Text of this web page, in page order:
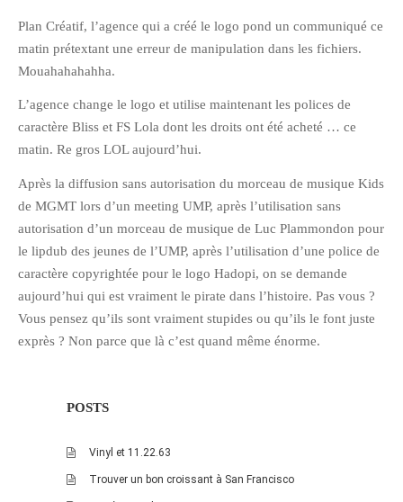
Plan Créatif, l’agence qui a créé le logo pond un communiqué ce
matin prétextant une erreur de manipulation dans les fichiers.
Mouahahahahha.
L’agence change le logo et utilise maintenant les polices de
caractère Bliss et FS Lola dont les droits ont été acheté … ce
matin. Re gros LOL aujourd’hui.
Après la diffusion sans autorisation du morceau de musique Kids
de MGMT lors d’un meeting UMP, après l’utilisation sans
autorisation d’un morceau de musique de Luc Plammondon pour
le lipdub des jeunes de l’UMP, après l’utilisation d’une police de
caractère copyrightée pour le logo Hadopi, on se demande
aujourd’hui qui est vraiment le pirate dans l’histoire. Pas vous ?
Vous pensez qu’ils sont vraiment stupides ou qu’ils le font juste
exprès ? Non parce que là c’est quand même énorme.
POSTS
Vinyl et 11.22.63
Trouver un bon croissant à San Francisco